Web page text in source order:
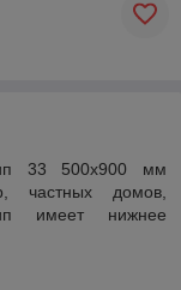
33 500x900 мм
частных домов,
имеет нижнее